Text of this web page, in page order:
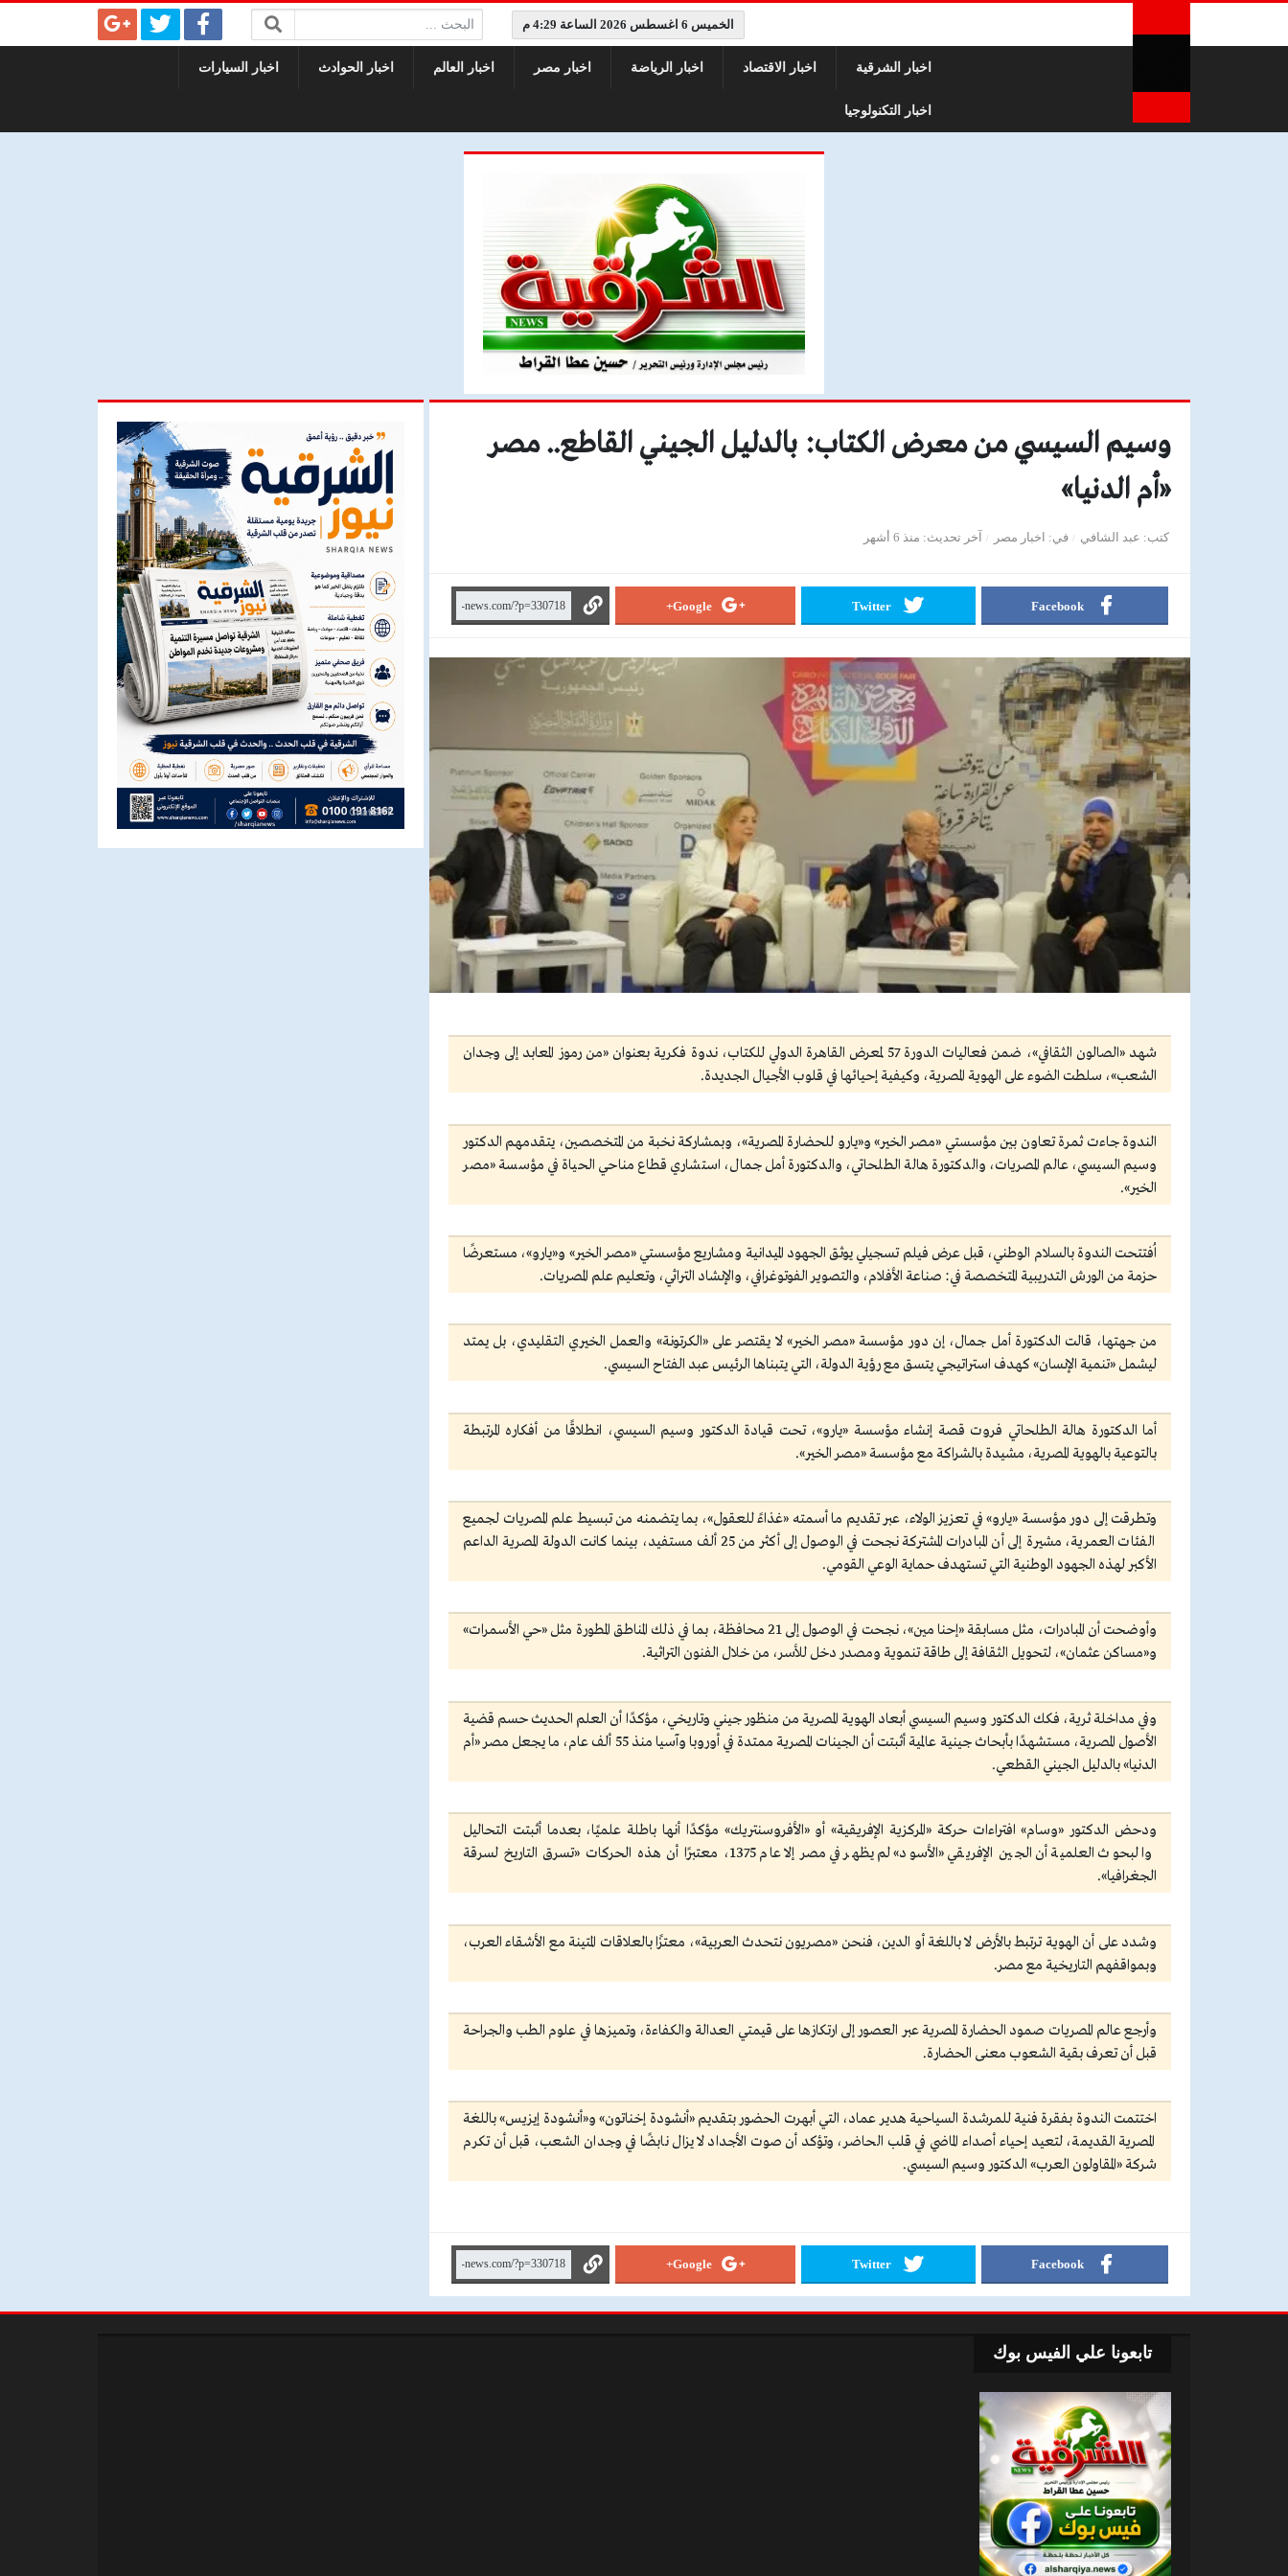
الخميس 6 اغسطس 2026 الساعة 4:29 م البحث:
اخبار الشرقية اخبار الاقتصاد اخبار الرياضة اخبار مصر اخبار العالم اخبار الحوادث اخبار السيارات
اخبار التكنولوجيا
وسيم السيسي من معرض الكتاب: بالدليل الجيني القاطع.. مصر
«أم الدنيا»
كتب عبد الشافي في اخبار مصر آخر تحديث منذ 6 أشهر
Facebook
Twitter
Google+
شهد «الصالون الثقافي»، ضمن فعاليات الدورة 57 لمعرض القاهرة الدولي للكتاب، ندوة فكرية بعنوان «من رموز المعابد إلى وجدان
الشعب»، سلطت الضوء على الهوية المصرية، وكيفية إحيائها في قلوب الأجيال الجديدة.
الندوة جاءت ثمرة تعاون بين مؤسستي «مصر الخير» و«يارو للحضارة المصرية»، وبمشاركة نخبة من المتخصصين، يتقدمهم الدكتور
وسيم السيسي، عالم المصريات، والدكتورة هالة الطلحاتي، والدكتورة أمل جمال، استشاري قطاع مناحي الحياة في مؤسسة «مصر
الخير».
اُفتتحت الندوة بالسلام الوطني، قبل عرض فيلم تسجيلي يوثق الجهود الميدانية ومشاريع مؤسستي «مصر الخير» و«يارو»، مستعرضًا
حزمة من الورش التدريبية المتخصصة في: صناعة الأفلام، والتصوير الفوتوغرافي، والإنشاد التراثي، وتعليم علم المصريات.
من جهتها، قالت الدكتورة أمل جمال، إن دور مؤسسة «مصر الخير» لا يقتصر على «الكرتونة» والعمل الخيري التقليدي، بل يمتد
ليشمل «تنمية الإنسان» كهدف استراتيجي يتسق مع رؤية الدولة، التي يتبناها الرئيس عبد الفتاح السيسي.
أما الدكتورة هالة الطلحاتي فروت قصة إنشاء مؤسسة «يارو»، تحت قيادة الدكتور وسيم السيسي، انطلاقًا من أفكاره المرتبطة
بالتوعية بالهوية المصرية، مشيدة بالشراكة مع مؤسسة «مصر الخير».
وتطرقت إلى دور مؤسسة «يارو» في تعزيز الولاء، عبر تقديم ما أسمته «غذاءً للعقول»، بما يتضمنه من تبسيط علم المصريات لجميع
الفئات العمرية، مشيرة إلى أن المبادرات المشتركة نجحت في الوصول إلى أكثر من 25 ألف مستفيد، بينما كانت الدولة المصرية الداعم
الأكبر لهذه الجهود الوطنية التي تستهدف حماية الوعي القومي.
وأوضحت أن المبادرات، مثل مسابقة «إحنا مين»، نجحت في الوصول إلى 21 محافظة، بما في ذلك المناطق المطورة مثل «حي الأسمرات»
و«مساكن عثمان»، لتحويل الثقافة إلى طاقة تنموية ومصدر دخل للأسر، من خلال الفنون التراثية.
وفي مداخلة ثرية، فكك الدكتور وسيم السيسي أبعاد الهوية المصرية من منظور جيني وتاريخي، مؤكدًا أن العلم الحديث حسم قضية
الأصول المصرية، مستشهدًا بأبحاث جينية عالمية أثبتت أن الجينات المصرية ممتدة في أوروبا وآسيا منذ 55 ألف عام، ما يجعل مصر «أم
الدنيا» بالدليل الجيني القطعي.
ودحض الدكتور «وسام» افتراءات حركة «المركزية الإفريقية» أو «الأفروسنتريك» مؤكدًا أنها باطلة علميًا، بعدما أثبتت التحاليل
والبحوث العلمية أن الجين الإفريقي «الأسود» لم يظهر في مصر إلا عام 1375، معتبرًا أن هذه الحركات «تسرق التاريخ لسرقة
الجغرافيا».
وشدد على أن الهوية ترتبط بالأرض لا باللغة أو الدين، فنحن «مصريون نتحدث العربية»، معتزًا بالعلاقات المتينة مع الأشقاء العرب،
وبمواقفهم التاريخية مع مصر.
وأرجع عالم المصريات صمود الحضارة المصرية عبر العصور إلى ارتكازها على قيمتي العدالة والكفاءة، وتميزها في علوم الطب والجراحة
قبل أن تعرف بقية الشعوب معنى الحضارة.
اختتمت الندوة بفقرة فنية للمرشدة السياحية هدير عماد، التي أبهرت الحضور بتقديم «أنشودة إخناتون» و«أنشودة إيزيس» باللغة
المصرية القديمة، لتعيد إحياء أصداء الماضي في قلب الحاضر، وتؤكد أن صوت الأجداد لا يزال نابضًا في وجدان الشعب، قبل أن تكرم
شركة «المقاولون العرب» الدكتور وسيم السيسي.
Facebook
Twitter
Google+
تابعونا علي الفيس بوك